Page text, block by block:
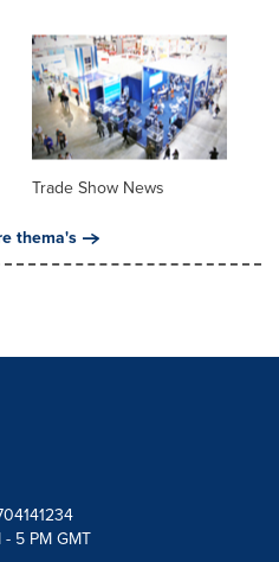
Trade Show News
thema's
5 PM GMT